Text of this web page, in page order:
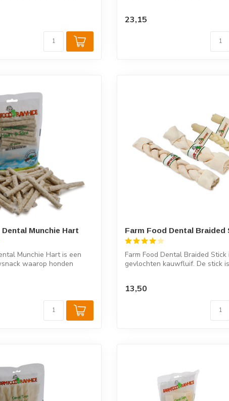
23,15
Munchie Hart
Munchie Hart is een
waarop honden
Farm Food Dental Braided
Farm Food Dental Braided Stick
gevlochten kauwfluif. De stick
13,50